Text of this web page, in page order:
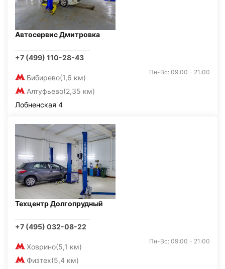
Автосервис Дмитровка
+7 (499) 110-28-43
Бибирево(1,6 км)
Алтуфьево(2,35 км)
Пн-Вс: 09:00 - 21:00
Лобненская 4
Техцентр Долгопрудный
+7 (495) 032-08-22
Ховрино(5,1 км)
Физтех(5,4 км)
Пн-Вс: 09:00 - 21:00